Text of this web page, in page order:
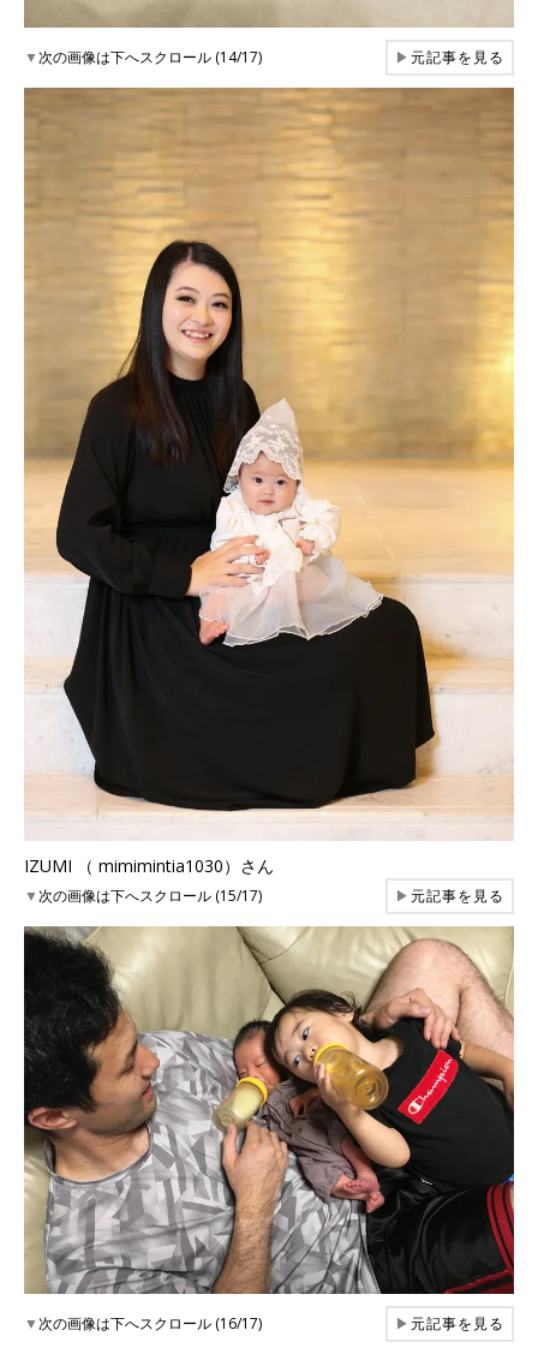
▼次の画像は下へスクロール (14/17) ▶元記事を見る
IZUMI （ mimimintia1030）さん
▼次の画像は下へスクロール (15/17) ▶元記事を見る
▼次の画像は下へスクロール (16/17) ▶元記事を見る